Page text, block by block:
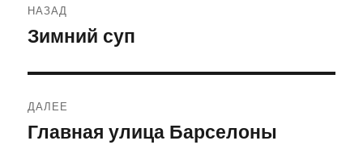
по
НАЗАД
Предыдущая
Зимний суп
ДАЛЕЕ
Следующая
Главная улица Барселоны